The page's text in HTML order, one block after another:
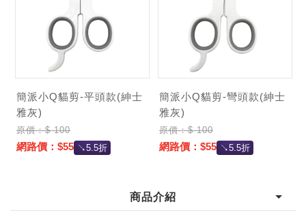
簡派小Q貓剪-平頭款(紳士
雅灰)
原價：$ 100
網路價：$55 ↘5.5折
簡派小Q貓剪-彎頭款(紳士
雅灰)
原價：$ 100
網路價：$55 ↘5.5折
商品介紹